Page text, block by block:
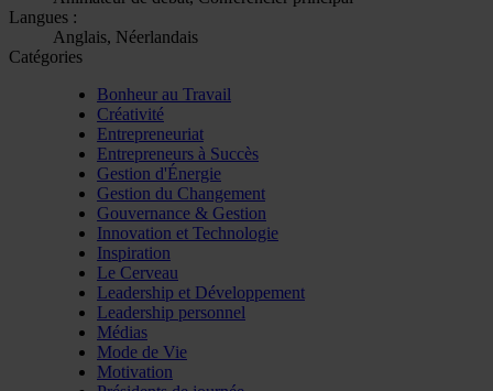
Langues :
Anglais, Néerlandais
Catégories
Bonheur au Travail
Créativité
Entrepreneuriat
Entrepreneurs à Succès
Gestion d'Énergie
Gestion du Changement
Gouvernance & Gestion
Innovation et Technologie
Inspiration
Le Cerveau
Leadership et Développement
Leadership personnel
Médias
Mode de Vie
Motivation